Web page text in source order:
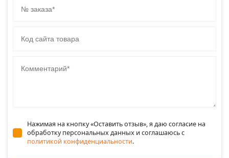
Нажимая на кнопку «Оставить отзыв», я даю согласие на
обработку персональных данных и соглашаюсь c
политикой конфиденциальности.